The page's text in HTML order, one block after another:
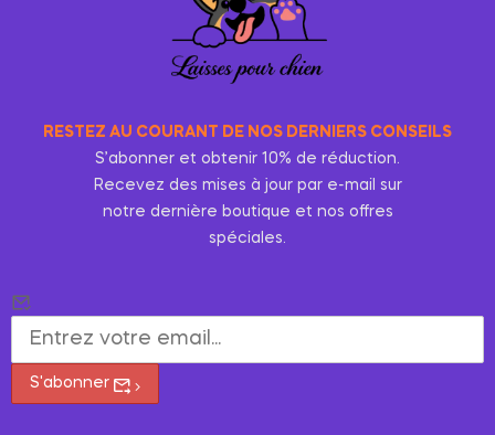
RESTEZ AU COURANT DE NOS DERNIERS CONSEILS
S’abonner et obtenir 10% de réduction.
Recevez des mises à jour par e-mail sur
notre dernière boutique et nos offres
spéciales.
S'abonner